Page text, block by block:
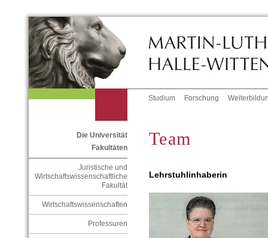
Studium Forschung
Die Universität
Fakultäten
Juristische und
Wirtschaftswissenschaftliche
Fakultät
Wirtschaftswissenschaften
Professuren
Team
Lehrstuhlinhaberin